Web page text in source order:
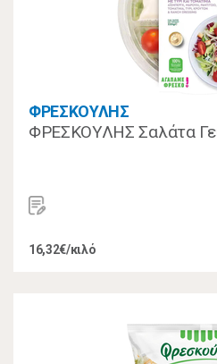
ΦΡΕΣΚΟΥΛΗΣ
ΦΡΕΣΚΟΥΛΗΣ Σαλάτα
16,32€/κιλό